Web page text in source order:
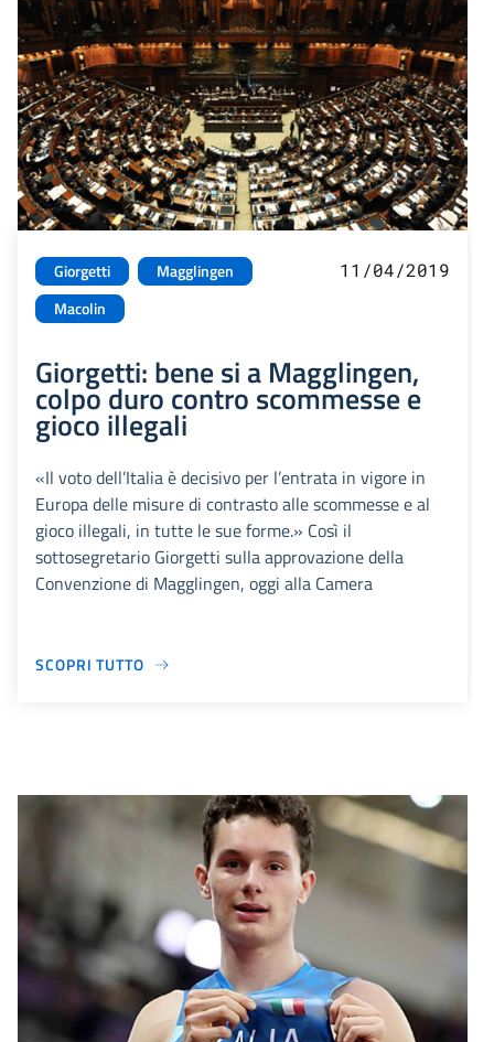
Giorgetti
Magglingen
Macolin
11/04/2019
Giorgetti: bene si a Magglingen,
colpo duro contro scommesse e
gioco illegali
«Il voto dell’Italia è decisivo per l’entrata in vigore in
Europa delle misure di contrasto alle scommesse e al
gioco illegali, in tutte le sue forme.» Così il
sottosegretario Giorgetti sulla approvazione della
Convenzione di Magglingen, oggi alla Camera
SCOPRI TUTTO